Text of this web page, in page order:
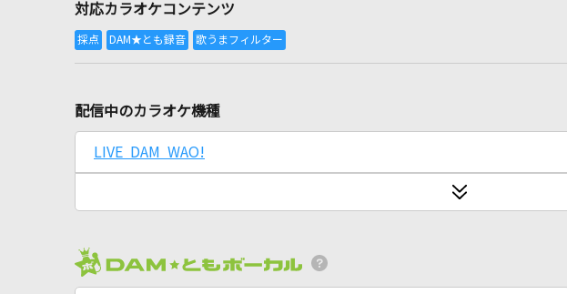
対応カラオケコンテンツ
配信中のカラオケ機種
LIVE DAM WAO!